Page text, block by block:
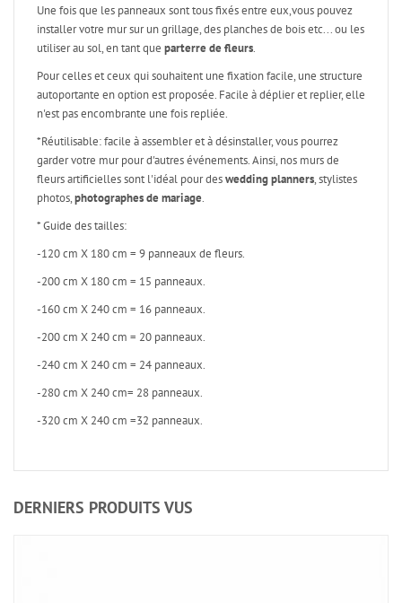
Une fois que les panneaux sont tous fixés entre eux,vous pouvez
installer votre mur sur un grillage, des planches de bois etc... ou les
utiliser au sol, en tant que parterre de fleurs.
Pour celles et ceux qui souhaitent une fixation facile, une structure
autoportante en option est proposée. Facile à déplier et replier, elle
n'est pas encombrante une fois repliée.
*Réutilisable: facile à assembler et à désinstaller, vous pourrez
garder votre mur pour d'autres événements. Ainsi, nos murs de
fleurs artificielles sont l'idéal pour deswedding planners, stylistes
photos,photographes de mariage.
* Guide des tailles:
-120 cm X 180 cm = 9 panneaux de fleurs.
-200 cm X 180 cm = 15 panneaux.
-160 cm X 240 cm = 16 panneaux.
-200 cm X 240 cm = 20 panneaux.
-240 cm X 240 cm = 24 panneaux.
-280 cm X 240 cm= 28 panneaux.
-320 cm X 240 cm =32 panneaux.
DERNIERS PRODUITS VUS